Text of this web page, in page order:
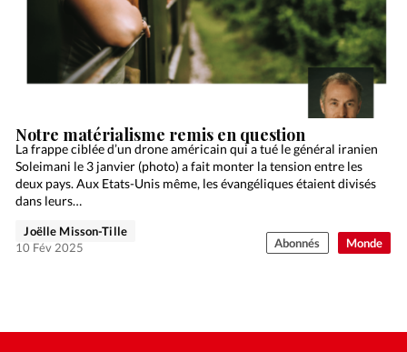
Monde
Notre matérialisme remis en question
La frappe ciblée d’un drone américain qui a tué le général iranien
Soleimani le 3 janvier (photo) a fait monter la tension entre les
deux pays. Aux Etats-Unis même, les évangéliques étaient divisés
dans leurs…
Joëlle Misson-Tille
10 Fév 2025
Abonnés